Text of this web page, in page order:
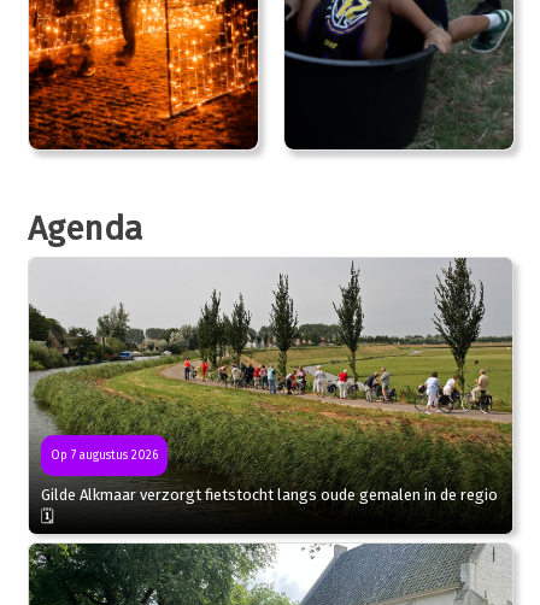
Agenda
Op 7 augustus 2026
Gilde Alkmaar verzorgt fietstocht langs oude gemalen in de regio
🗓